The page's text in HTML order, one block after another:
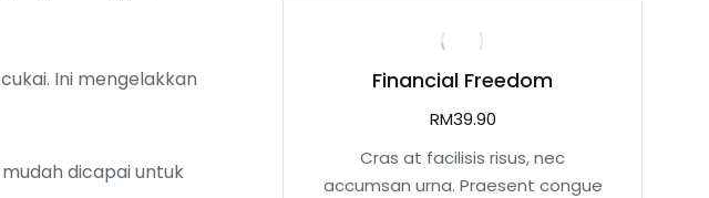
Ini mengelakkan
dicapai untuk
& Strategy
optimisation strategies.
Financial Freedom
RM39.90
Cras at facilisis risus, nec
accumsan urna. Praesent congue